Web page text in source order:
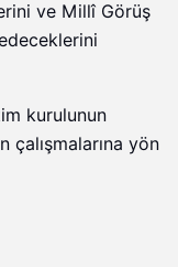
ve Millî Görüş
kurulunun
çalışmalarına yön